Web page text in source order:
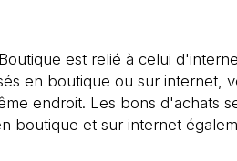
est relié à celui
en boutique ou sur internet,
endroit. Les bons d'achats
boutique et sur internet